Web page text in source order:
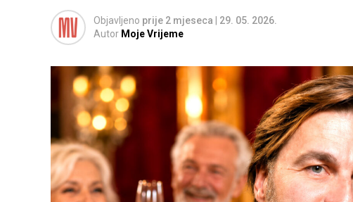
Objavljeno prije 2 mjeseca
29. 05. 2026.
Autor Moje Vrijeme